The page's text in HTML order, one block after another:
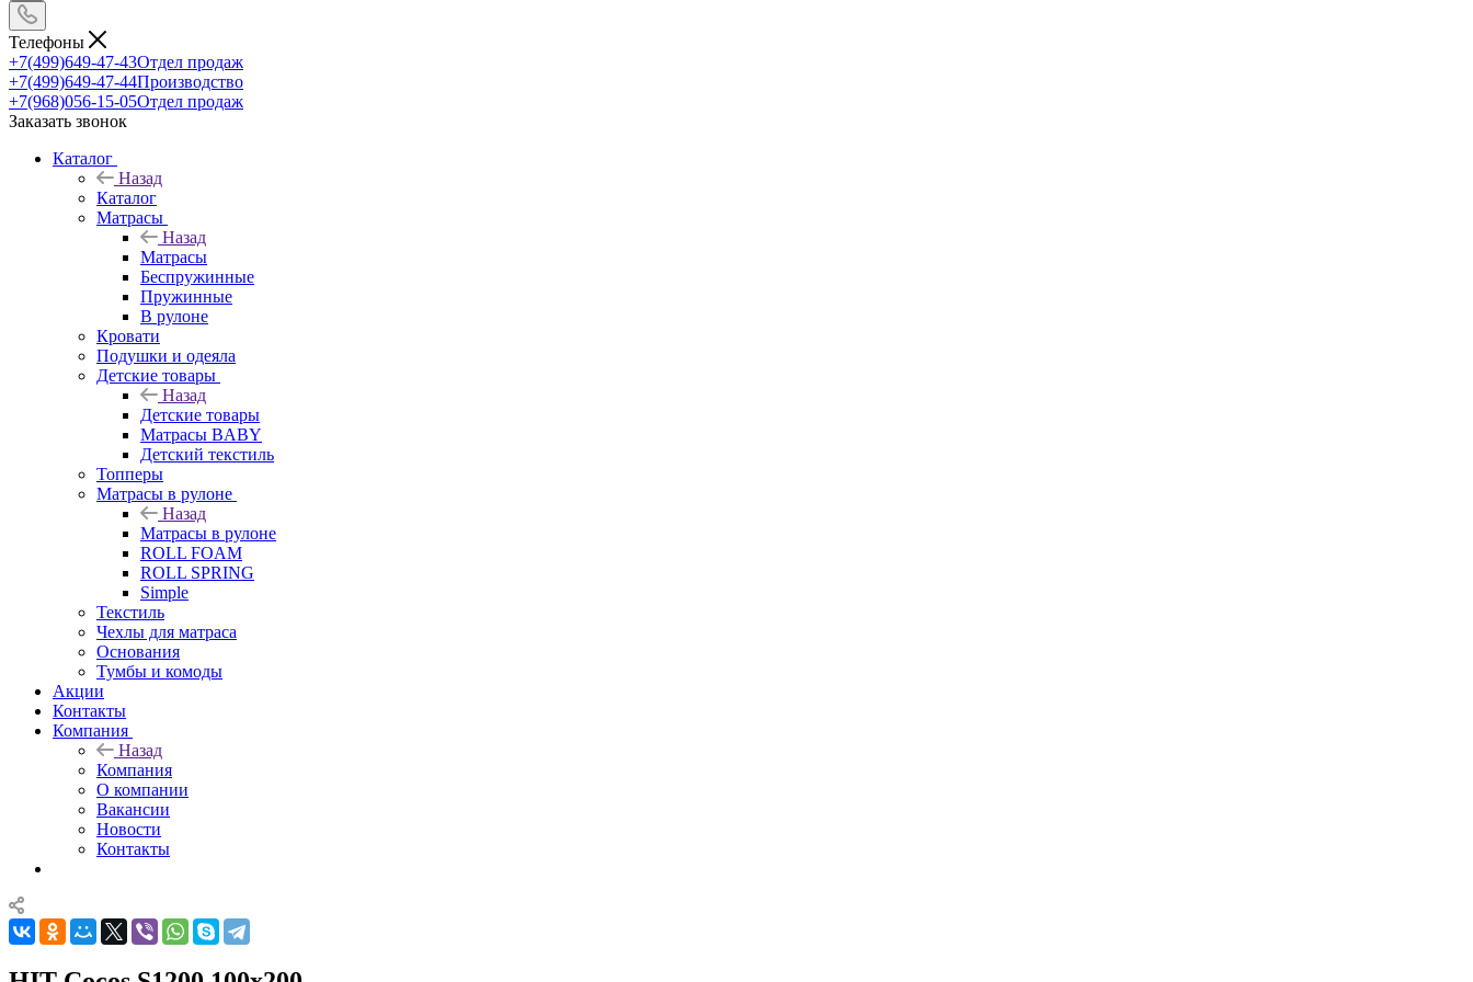
Телефоны
+7(499)649-47-43Отдел продаж
+7(499)649-47-44Производство
+7(968)056-15-05Отдел продаж
Заказать звонок
Каталог
Назад
Каталог
Матрасы
Назад
Матрасы
Беспружинные
Пружинные
В рулоне
Кровати
Подушки и одеяла
Детские товары
Назад
Детские товары
Матрасы BABY
Детский текстиль
Топперы
Матрасы в рулоне
Назад
Матрасы в рулоне
ROLL FOAM
ROLL SPRING
Simple
Текстиль
Чехлы для матраса
Основания
Тумбы и комоды
Акции
Контакты
Компания
Назад
Компания
О компании
Вакансии
Новости
Контакты